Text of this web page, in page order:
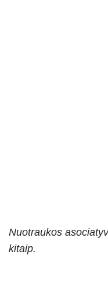
Nuotraukos
kitaip.